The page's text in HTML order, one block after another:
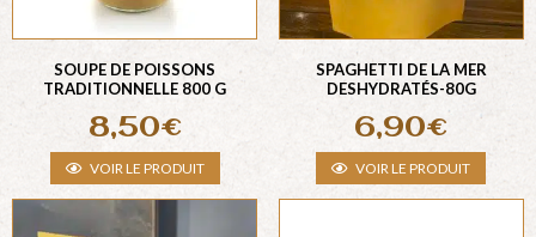
SOUPE DE POISSONS
TRADITIONNELLE 800 G
8,50€
VOIR LE PRODUIT
SPAGHETTI DE LA MER
DESHYDRATÉS-80G
6,90€
VOIR LE PRODUIT